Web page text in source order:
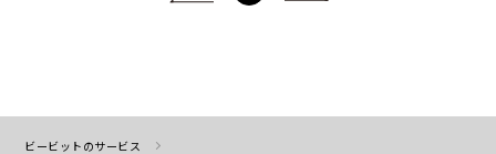
ビービットのサービス